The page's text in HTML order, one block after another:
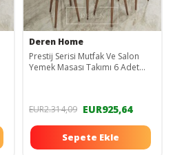
Deren Home
Prestij Serisi Mutfak Ve Salon
Yemek Masası Takımı 6 Adet
EUR2.314,09 EUR925,64
Sepete Ekle